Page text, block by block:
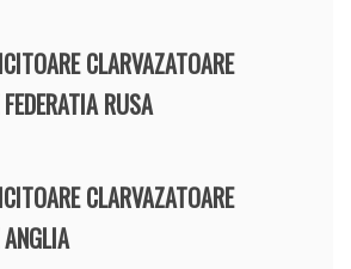
CLARVAZATOARE
RUSA
CLARVAZATOARE